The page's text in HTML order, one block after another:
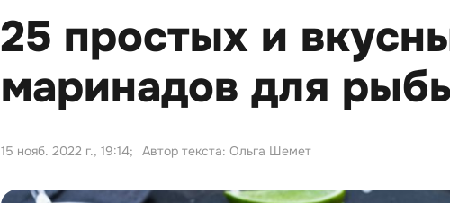
25 простых и
маринадов для
15 нояб. 2022 г., 19:14; Автор текста: Ольга Шемет